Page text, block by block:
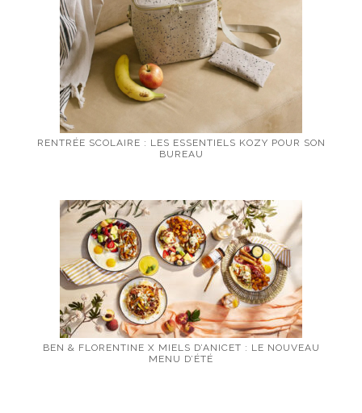
RENTRÉE SCOLAIRE : LES ESSENTIELS KOZY POUR SON
BUREAU
BEN & FLORENTINE X MIELS D’ANICET : LE NOUVEAU
MENU D’ÉTÉ